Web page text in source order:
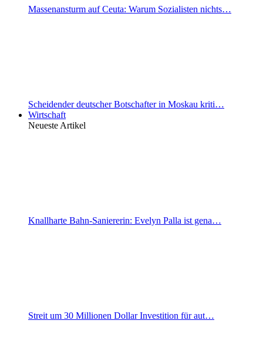
Massenansturm auf Ceuta: Warum Sozialisten nichts…
Scheidender deutscher Botschafter in Moskau kriti…
Wirtschaft
Neueste Artikel
Knallharte Bahn-Saniererin: Evelyn Palla ist gena…
Streit um 30 Millionen Dollar Investition für aut…